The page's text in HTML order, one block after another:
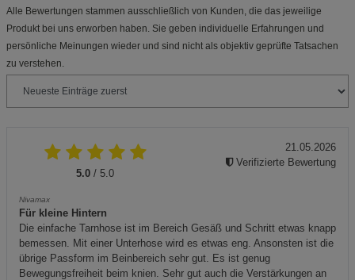
Alle Bewertungen stammen ausschließlich von Kunden, die das jeweilige
Produkt bei uns erworben haben. Sie geben individuelle Erfahrungen und
persönliche Meinungen wieder und sind nicht als objektiv geprüfte Tatsachen
zu verstehen.
5.0 / 5.0
Nivamax
Für kleine Hintern
Die einfache Tarnhose ist im Bereich Gesäß und Schritt etwas knapp
bemessen. Mit einer Unterhose wird es etwas eng. Ansonsten ist die
übrige Passform im Beinbereich sehr gut. Es ist genug
Bewegungsfreiheit beim knien. Sehr gut auch die Verstärkungen an
21.05.2026
Verifizierte Bewertung